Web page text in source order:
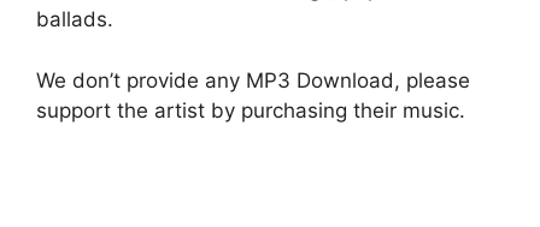
ballads.
We don’t provide any MP3 Download, please
support the artist by purchasing their music.